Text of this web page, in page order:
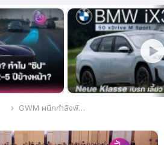
GWM ผนึกกำลังพันธมิตรในงาน GWM Partner Meeting 2024 เร่งเครื่องเดินหน้าสู่อนาคต ชู 3 กลยุทธ์สำคัญภายใต้แนวคิด Unity to Greatness สร้างการเติบโตก้าวเข้าสู่ปีที่ 4 อย่างแข็งแกร่งและมั่นคง